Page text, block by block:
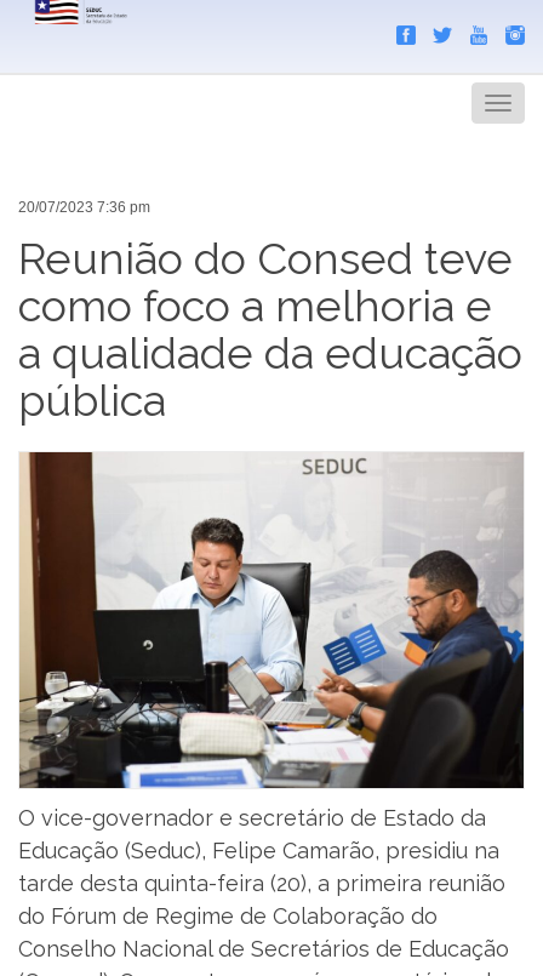
Menu
20/07/2023 7:36 pm
Reunião do Consed teve
como foco a melhoria e
a qualidade da educação
pública
O vice-governador e secretário de Estado da
Educação (Seduc), Felipe Camarão, presidiu na
tarde desta quinta-feira (20), a primeira reunião
do Fórum de Regime de Colaboração do
Conselho Nacional de Secretários de Educação